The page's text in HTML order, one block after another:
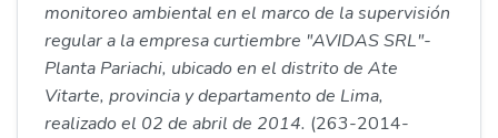
monitoreo ambiental en el marco de la supervisión
regular a la empresa curtiembre "AVIDAS SRL"-
Planta Pariachi, ubicado en el distrito de Ate
Vitarte, provincia y departamento de Lima,
realizado el 02 de abril de 2014. (263-2014-